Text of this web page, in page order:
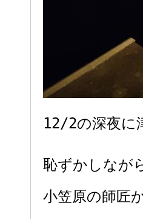
12/2の深夜に
恥ずかしなが
小笠原の師匠